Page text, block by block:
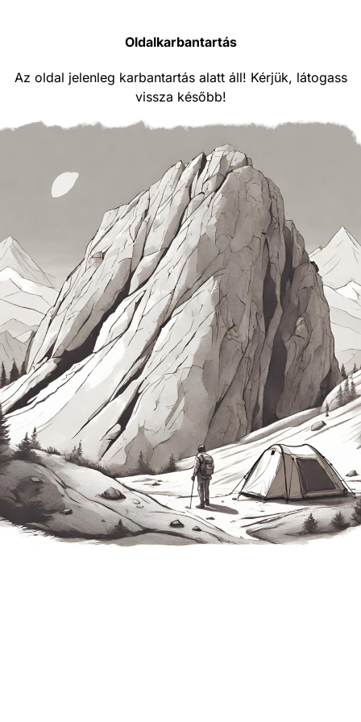
Oldalkarbantartás
Az oldal jelenleg karbantartás alatt áll! Kérjük, látogass
vissza később!